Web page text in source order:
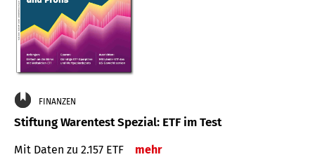
FINANZEN
Stiftung Warentest Spezial: ETF im Test
Mit Daten zu 2.157 ETF mehr